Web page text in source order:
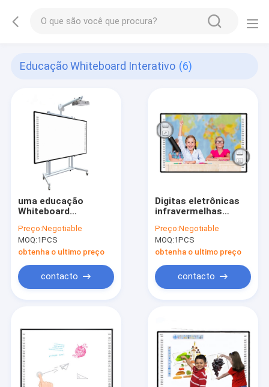
Educação Whiteboard Interativo (6)
uma educação
Whiteboard
polegadas para o
quadro de ensino de
liga de alumínio
Preço:Negotiable
MOQ:1PCS
obtenha o ultimo preço
contacto
Digitas eletrônicas
infravermelhas
interativo para
escolas 78
polegadas
Preço:Negotiable
MOQ:1PCS
obtenha o ultimo preço
contacto